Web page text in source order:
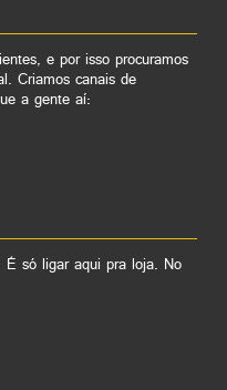
e por isso procuramos
Criamos canais de
a gente aí:
só ligar aqui pra loja. No